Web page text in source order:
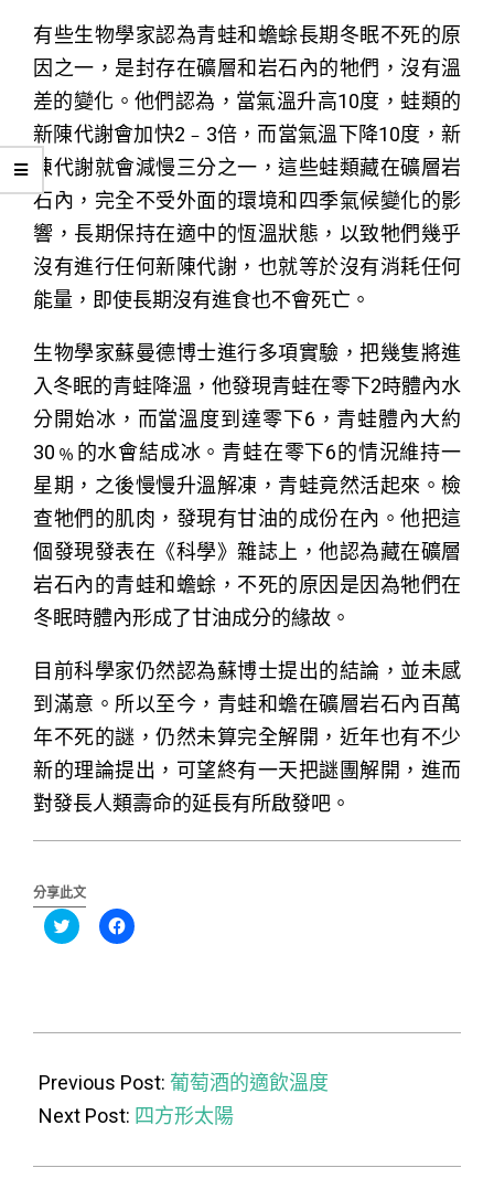
有些生物學家認為青蛙和蟾蜍長期冬眠不死的原
因之一，是封存在礦層和岩石內的牠們，沒有溫
差的變化。他們認為，當氣溫升高10度，蛙類的
新陳代謝會加快2﹣3倍，而當氣溫下降10度，新
陳代謝就會減慢三分之一，這些蛙類藏在礦層岩
石內，完全不受外面的環境和四季氣候變化的影
響，長期保持在適中的恆溫狀態，以致牠們幾乎
沒有進行任何新陳代謝，也就等於沒有消耗任何
能量，即使長期沒有進食也不會死亡。
生物學家蘇曼德博士進行多項實驗，把幾隻將進
入冬眠的青蛙降溫，他發現青蛙在零下2時體內水
分開始冰，而當溫度到達零下6，青蛙體內大約
30﹪的水會結成冰。青蛙在零下6的情況維持一
星期，之後慢慢升溫解凍，青蛙竟然活起來。檢
查牠們的肌肉，發現有甘油的成份在內。他把這
個發現發表在《科學》雜誌上，他認為藏在礦層
岩石內的青蛙和蟾蜍，不死的原因是因為牠們在
冬眠時體內形成了甘油成分的緣故。
目前科學家仍然認為蘇博士提出的結論，並未感
到滿意。所以至今，青蛙和蟾在礦層岩石內百萬
年不死的謎，仍然未算完全解開，近年也有不少
新的理論提出，可望終有一天把謎團解開，進而
對發長人類壽命的延長有所啟發吧。
分享此文
分
享
開
按
一
新
中
開
啟)
08-
21
Previous Post: 葡萄酒的適飲溫度
Next Post: 四方形太陽